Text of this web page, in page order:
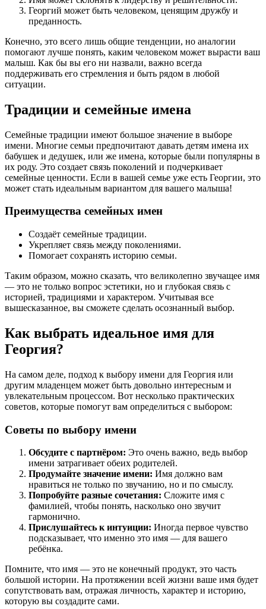
Георгий может быть человеком, ценящим дружбу и
преданность.
Конечно, это всего лишь общие тенденции, но аналогии
помогают лучше понять, каким человеком может вырасти ваш
малыш. Как бы вы его ни назвали, важно всегда
поддерживать его стремления и быть рядом в любой
ситуации.
Традиции и семейные имена
Семейные традиции имеют большое значение в выборе
имени. Многие семьи предпочитают давать детям имена их
бабушек и дедушек, или же имена, которые были популярны в
их роду. Это создает связь поколений и подчеркивает
семейные ценности. Если в вашей семье уже есть Георгии, это
может стать идеальным вариантом для вашего малыша!
Преимущества семейных имен
Создаёт семейные традиции.
Укрепляет связь между поколениями.
Помогает сохранять историю семьи.
Таким образом, можно сказать, что великолепно звучащее имя
— это не только вопрос эстетики, но и глубокая связь с
историей, традициями и характером. Учитывая все
вышесказанное, вы сможете сделать осознанный выбор.
Как выбрать идеальное имя для
Георгия?
На самом деле, подход к выбору имени для Георгия или
другим младенцем может быть довольно интересным и
увлекательным процессом. Вот несколько практических
советов, которые помогут вам определиться с выбором:
Советы по выбору имени
Обсудите с партнёром: Это очень важно, ведь выбор
имени затрагивает обеих родителей.
Продумайте значение имени: Имя должно вам
нравиться не только по звучанию, но и по смыслу.
Попробуйте разные сочетания: Сложите имя с
фамилией, чтобы понять, насколько оно звучит
гармонично.
Прислушайтесь к интуиции: Иногда первое чувство
подсказывает, что именно это имя — для вашего
ребёнка.
Помните, что имя — это не конечный продукт, это часть
большой истории. На протяжении всей жизни ваше имя будет
сопутствовать вам, отражая личность, характер и историю,
которую вы создадите сами.